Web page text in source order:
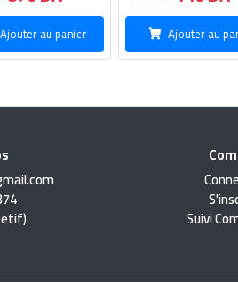
Ajouter au panier Ajouter au
Suivi